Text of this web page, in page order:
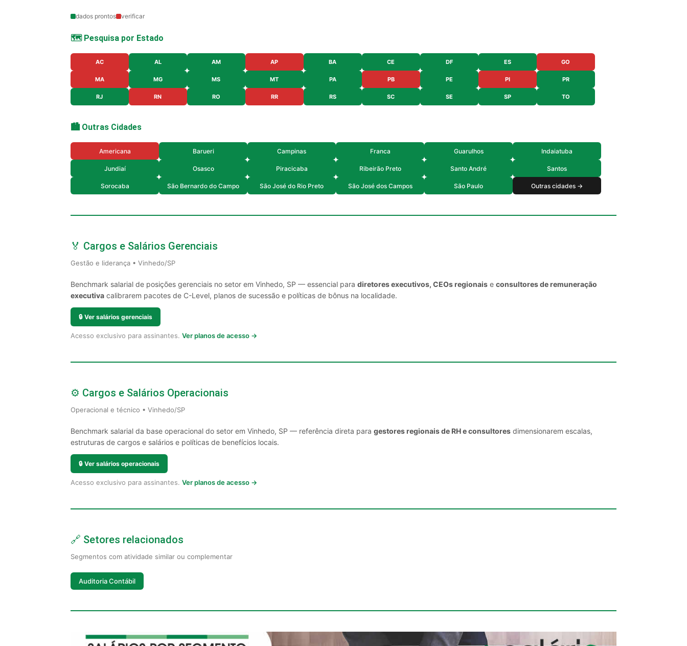
dados prontos verificar
🗺️ Pesquisa por Estado
AC AL AM AP BA CE DF ES GO
MA MG MS MT PA PB PE PI PR
RJ RN RO RR RS SC SE SP TO
🏙️ Outras Cidades
Americana Barueri Campinas Franca Guarulhos Indaiatuba
Jundiaí Osasco Piracicaba Ribeirão Preto Santo André Santos
Sorocaba São Bernardo do Campo São José do Rio Preto São José dos Campos São Paulo Outras cidades →
🏅 Cargos e Salários Gerenciais
Gestão e liderança • Vinhedo/SP
Benchmark salarial de posições gerenciais no setor em Vinhedo, SP — essencial para diretores executivos, CEOs regionais e consultores de remuneração
executiva calibrarem pacotes de C-Level, planos de sucessão e políticas de bônus na localidade.
🔒 Ver salários gerenciais
Acesso exclusivo para assinantes. Ver planos de acesso →
⚙️ Cargos e Salários Operacionais
Operacional e técnico • Vinhedo/SP
Benchmark salarial da base operacional do setor em Vinhedo, SP — referência direta para gestores regionais de RH e consultores dimensionarem escalas,
estruturas de cargos e salários e políticas de benefícios locais.
🔒 Ver salários operacionais
Acesso exclusivo para assinantes. Ver planos de acesso →
🔗 Setores relacionados
Segmentos com atividade similar ou complementar
Auditoria Contábil